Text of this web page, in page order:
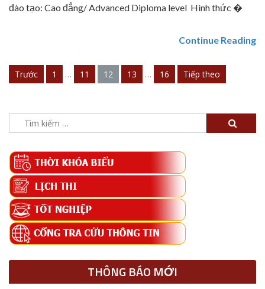
đào tạo: Cao đẳng/ Advanced Diploma level Hình thức �
Continue Reading
Điều
Trước 1 … 11 12 13 … 16 Tiếp theo
kiếm
THÔNG BÁO MỚI